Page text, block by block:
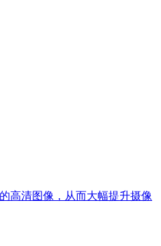
高清图像，从而大幅提升摄像